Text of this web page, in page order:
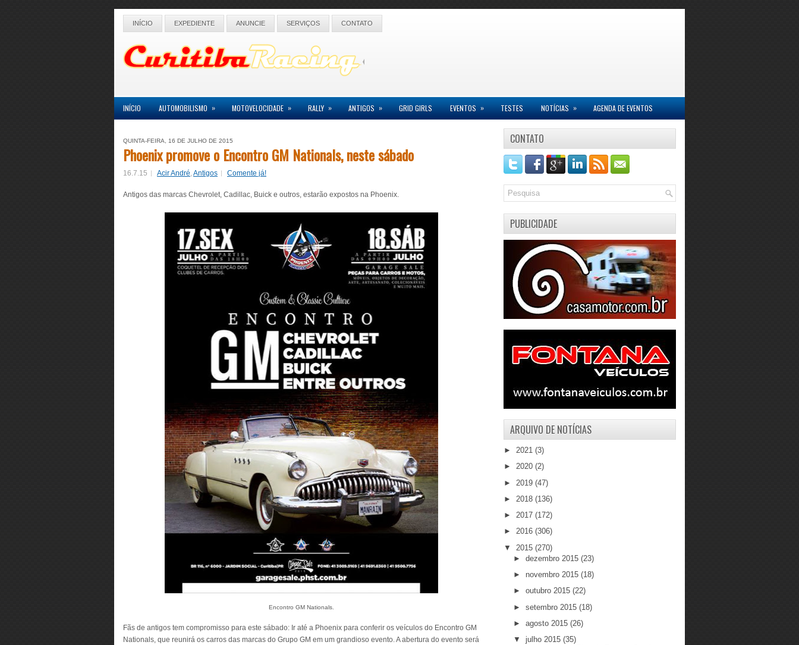
INÍCIO EXPEDIENTE ANUNCIE SERVIÇOS CONTATO
INÍCIO AUTOMOBILISMO » MOTOVELOCIDADE » RALLY » ANTIGOS » GRID GIRLS EVENTOS » TESTES NOTÍCIAS » AGENDA DE EVENTOS
QUINTA-FEIRA, 16 DE JULHO DE 2015
Phoenix promove o Encontro GM Nationals, neste sábado
16.7.15 Acir André,Antigos Comente já!
Antigos das marcas Chevrolet, Cadillac, Buick e outros, estarão expostos na Phoenix.
Encontro GM Nationals.
Fãs de antigos tem compromisso para este sábado: Ir até a Phoenix para conferir os veículos do Encontro GM
Nationals, que reunirá os carros das marcas do Grupo GM em um grandioso evento. A abertura do evento será
CONTATO
PUBLICIDADE
ARQUIVO DE NOTÍCIAS
► 2021 (3)
► 2020 (2)
► 2019 (47)
► 2018 (136)
► 2017 (172)
► 2016 (306)
▼ 2015 (270)
► dezembro 2015 (23)
► novembro 2015 (18)
► outubro 2015 (22)
► setembro 2015 (18)
► agosto 2015 (26)
▼ julho 2015 (35)